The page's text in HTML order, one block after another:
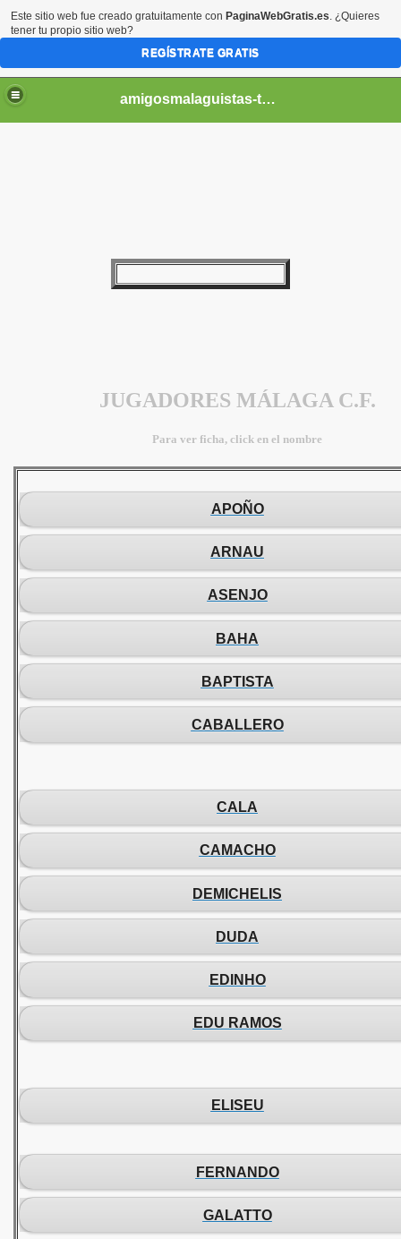
amigosmalaguistas-temporadas
JUGADORES MÁLAGA C.F.
Para ver ficha, click en el nombre
APOÑO
ARNAU
ASENJO
BAHA
BAPTISTA
CABALLERO
CALA
CAMACHO
DEMICHELIS
DUDA
EDINHO
EDU RAMOS
ELISEU
FERNANDO
GALATTO
Este sitio web fue creado gratuitamente con PaginaWebGratis.es. ¿Quieres
tener tu propio sitio web?
REGÍSTRATE GRATIS